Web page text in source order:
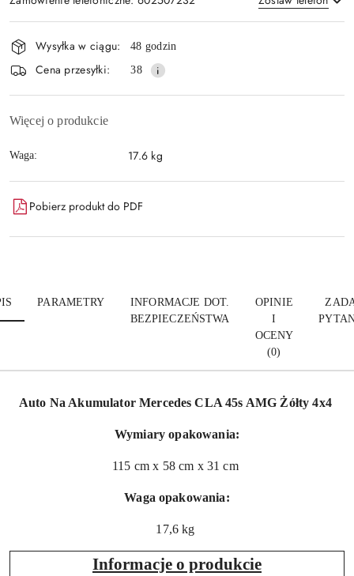
Wyślij
i
dostawa
Wysyłka w ciągu: 48 godzin
Cena przesyłki: 38
Więcej o produkcie
Waga: 17.6 kg
Pobierz produkt do PDF
PARAMETRY
INFORMACJE DOT.
BEZPIECZEŃSTWA
OPINIE
I
OCENY
(0)
Auto Na Akumulator Mercedes CLA 45s AMG Żółty 4x4
Wymiary opakowania:
115 cm x 58 cm x 31 cm
Waga opakowania:
17,6 kg
Informacje o produkcie